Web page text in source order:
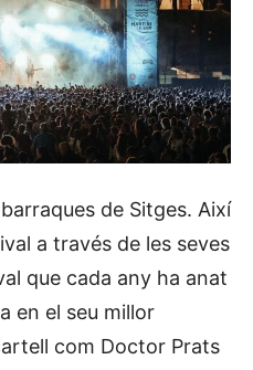
de Sitges. Així
a través de les seves
que cada any ha anat
en el seu millor
com Doctor Prats